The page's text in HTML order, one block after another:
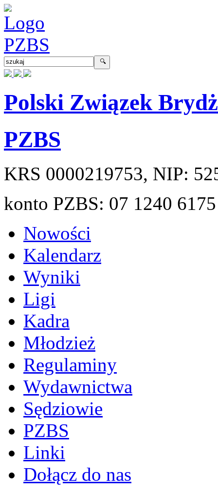
Polski Związek
PZBS
KRS 0000219753, NIP:
konto PZBS: 07 1240
Nowości
Kalendarz
Wyniki
Ligi
Kadra
Młodzież
Regulaminy
Wydawnictwa
Sędziowie
PZBS
Linki
Dołącz do nas